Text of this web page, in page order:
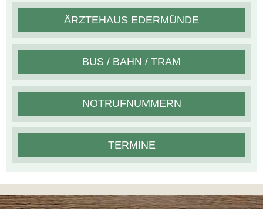
ÄRZTEHAUS EDERMÜNDE
BUS / BAHN / TRAM
NOTRUFNUMMERN
TERMINE